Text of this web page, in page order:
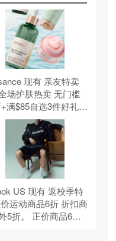
现有 亲友特卖
场护肤热卖 无门槛
满$85自选3件好礼。
使用优惠码。
US 现有 返校季特
运动商品6折 折扣商
5折。 正价商品6